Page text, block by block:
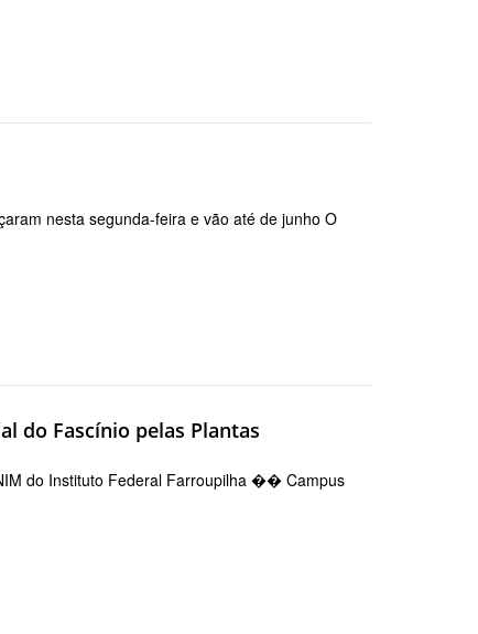
nesta segunda-feira e vão até de junho O
do Fascínio pelas Plantas
do Instituto Federal Farroupilha �� Campus